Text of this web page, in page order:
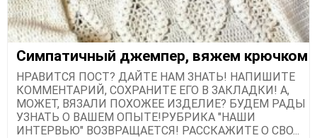
Симпатичный джемпер, вяжем крючком
НРАВИТСЯ ПОСТ? ДАЙТЕ НАМ ЗНАТЬ! НАПИШИТЕ
КОММЕНТАРИЙ, СОХРАНИТЕ ЕГО В ЗАКЛАДКИ! А,
МОЖЕТ, ВЯЗАЛИ ПОХОЖЕЕ ИЗДЕЛИЕ? БУДЕМ РАДЫ
УЗНАТЬ О ВАШЕМ ОПЫТЕ!РУБРИКА "НАШИ
ИНТЕРВЬЮ" ВОЗВРАЩАЕТСЯ! РАССКАЖИТЕ О СВО...